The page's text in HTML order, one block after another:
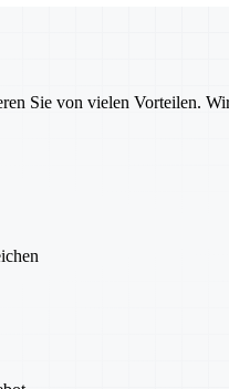
Sie von vielen Vorteilen.